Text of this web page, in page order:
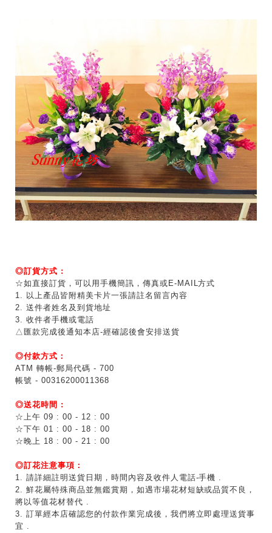
◎訂貨方式 :
☆如直接訂貨，可以用手機簡訊，傳真或E-MAIL方式
1. 以上產品皆附精美卡片一張請註名留言內容
2. 送件者姓名及到貨地址
3. 收件者手機或電話
△匯款完成後通知本店-經確認後會安排送貨
◎付款方式：
ATM 轉帳-郵局代碼 - 700
帳號 - 00316200011368
◎送花時間 :
☆上午 09 : 00 - 12 : 00
☆下午 01 : 00 - 18 : 00
☆晚上 18 : 00 - 21 : 00
◎訂花注意事項：
1. 請詳細註明送貨日期，時間內容及收件人電話-手機 .
2. 鮮花屬特殊商品並無鑑賞期，如遇市場花材短缺或品質不良，
將以等值花材替代 .
3. 訂單經本店確認您的付款作業完成後，我們將立即處理送貨事
宜 .